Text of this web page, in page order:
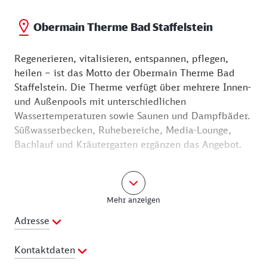
Obermain Therme Bad Staffelstein
Regenerieren, vitalisieren, entspannen, pflegen,
heilen – ist das Motto der Obermain Therme Bad
Staffelstein. Die Therme verfügt über mehrere Innen-
und Außenpools mit unterschiedlichen
Wassertemperaturen sowie Saunen und Dampfbäder.
Süßwasserbecken, Ruhebereiche, Media-Lounge,
Bachlauf und Kräutergarten ergänzen das Angebot.
Die Thermalsole kommt aus 1.600 Metern Tiefe und
ist mit einer Temperatur von 52 Grad und 9 Prozent
Salzgehalt Bayerns wärmste und stärkste
Thermalsole. Die Sole ist reich an Mineralien und
Spurenelementen, die eine heilende Wirkung
beispielsweise bei Hauterkrankungen, Rheuma und
Atemwegsbeschwerden entfalten können.
Mehr anzeigen
Adresse
Kontaktdaten